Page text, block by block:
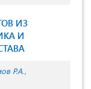
ИЗ
И
Р.А.